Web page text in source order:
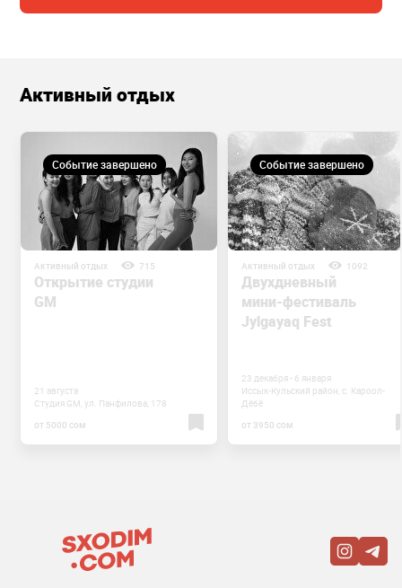
Активный отдых
Событие завершено
Активный отдых 715
Открытие студии
GM
21 августа
Студия GM, ул. Панфилова, 178
от 5000 сом
Событие завершено
Активный отдых 1092
Двухдневный
мини-фестиваль
Jylgayaq Fest
23 декабря - 6 января
Иссык-Кульский район, с. Кароол-
Дёбё
от 3950 сом